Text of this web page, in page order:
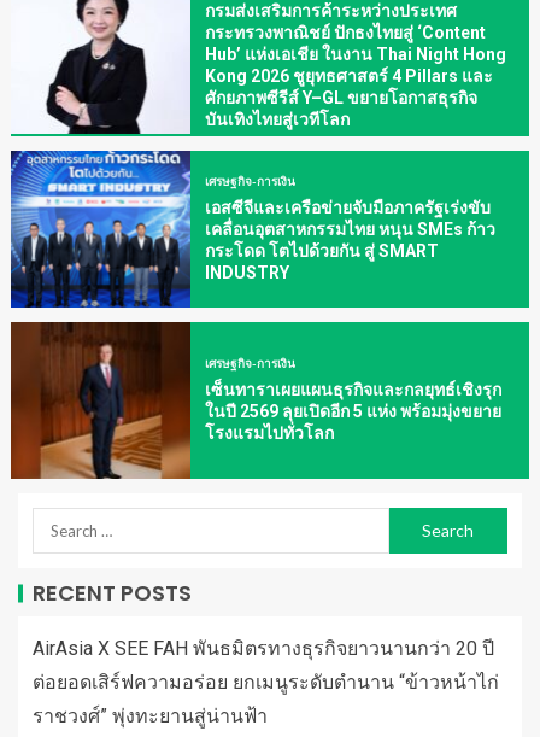
กรมส่งเสริมการค้าระหว่างประเทศ
กระทรวงพาณิชย์ ปักธงไทยสู่ ‘Content
Hub’ แห่งเอเชีย ในงาน Thai Night Hong
Kong 2026 ชูยุทธศาสตร์ 4 Pillars และ
ศักยภาพซีรีส์ Y–GL ขยายโอกาสธุรกิจ
บันเทิงไทยสู่เวทีโลก
เศรษฐกิจ-การเงิน
เอสซีจีและเครือข่ายจับมือภาครัฐเร่งขับ
เคลื่อนอุตสาหกรรมไทย หนุน SMEs ก้าว
กระโดด โตไปด้วยกัน สู่ SMART
INDUSTRY
เศรษฐกิจ-การเงิน
เซ็นทาราเผยแผนธุรกิจและกลยุทธ์เชิงรุก
ในปี 2569 ลุยเปิดอีก 5 แห่ง พร้อมมุ่งขยาย
โรงแรมไปทั่วโลก
RECENT POSTS
AirAsia X SEE FAH พันธมิตรทางธุรกิจยาวนานกว่า 20 ปี
ต่อยอดเสิร์ฟความอร่อย ยกเมนูระดับตำนาน “ข้าวหน้าไก่
ราชวงศ์” พุ่งทะยานสู่น่านฟ้า